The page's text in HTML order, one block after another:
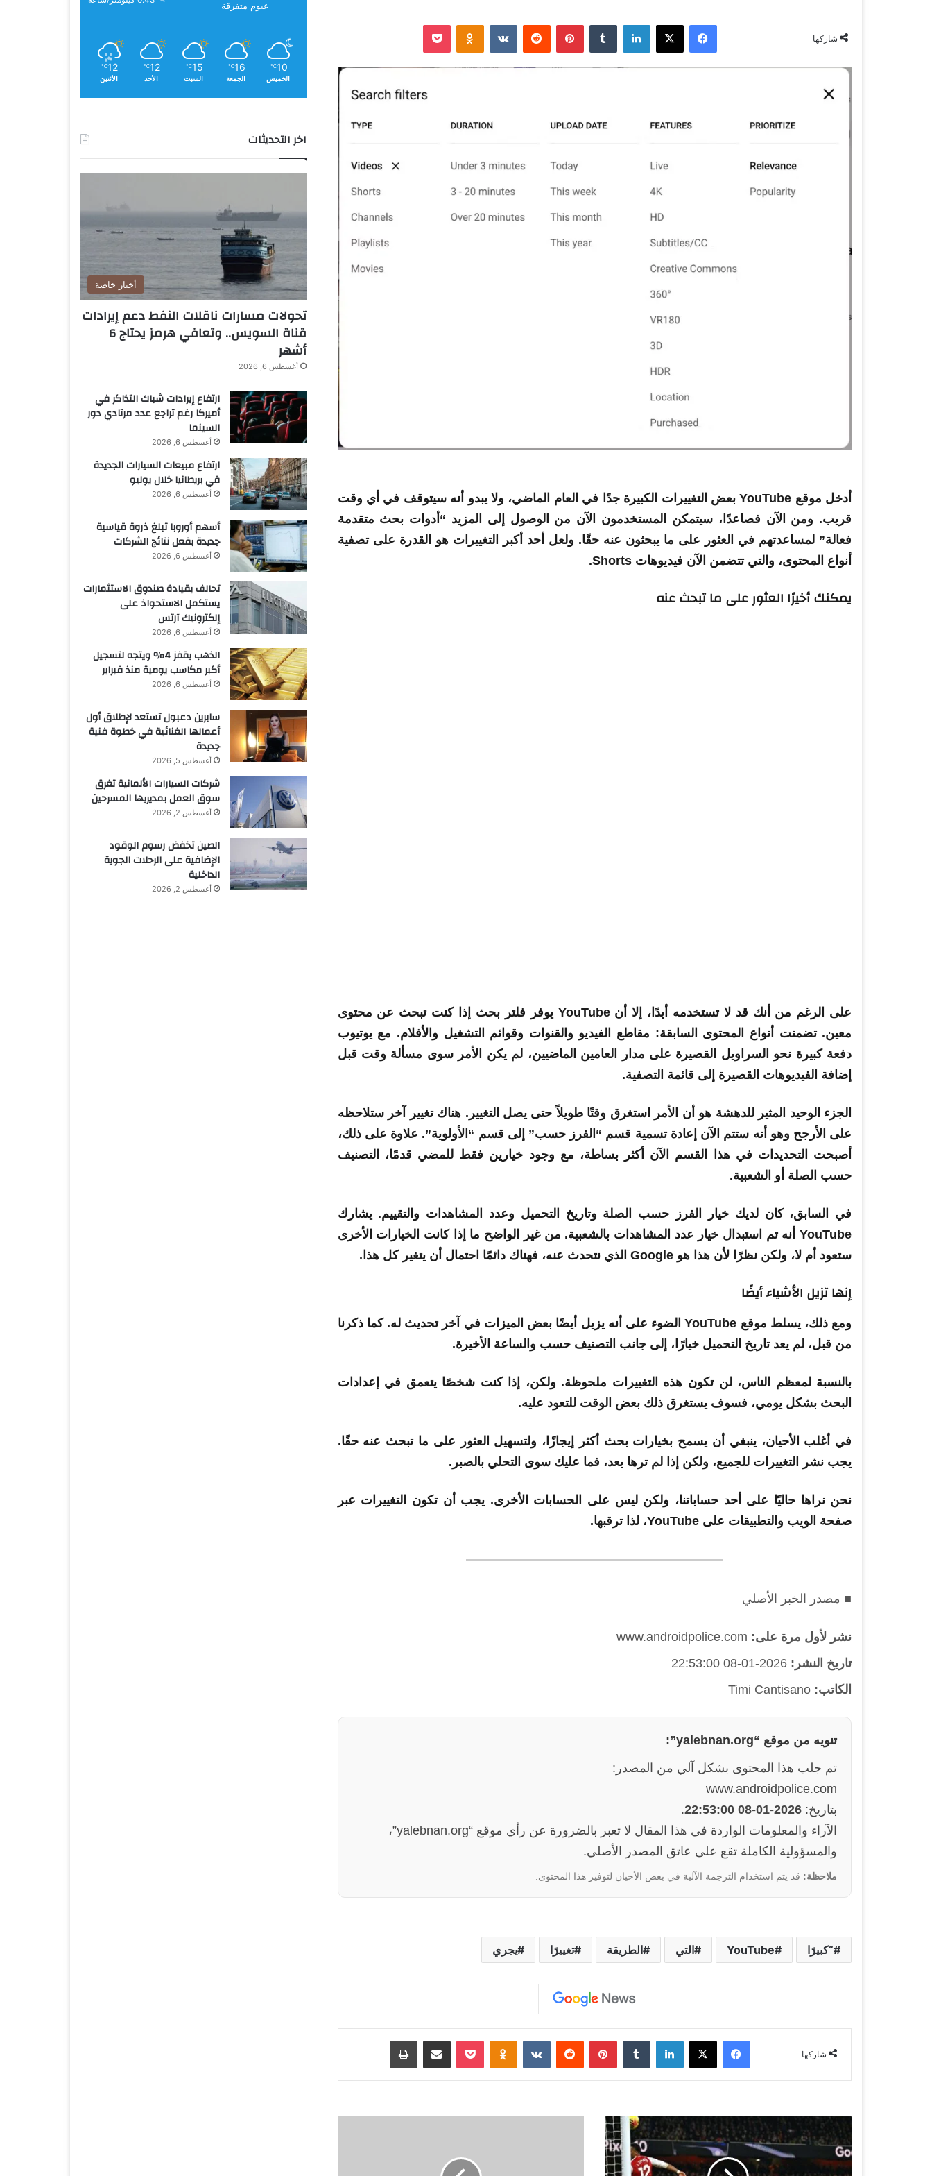
شاركها
فيسبوك ‫X لينكدإن بينتيريست ‏VKontakte
أدخل موقع YouTubeبعض التغييرات الكبيرة جدًا في العام الماضي، ولا يبدو أنه سيتوقف في أي وقت
قريب. ومن الآن فصاعدًا، سيتمكن المستخدمون الآن من الوصول إلى المزيد “أدوات بحث متقدمة
فعالة” لمساعدتهم في العثور على ما يبحثون عنه حقًا. ولعل أحد أكبر التغييرات هو القدرة على تصفية
أنواع المحتوى، والتي تتضمن الآن فيديوهات Shorts.
يمكنك أخيرًا العثور على ما تبحث عنه
على الرغم من أنك قد لا تستخدمه أبدًا، إلا أنYouTube يوفر فلتر بحث إذا كنت تبحث عن محتوى
معين. تضمنت أنواع المحتوى السابقة: مقاطع الفيديو والقنوات وقوائم التشغيل والأفلام. مع يوتيوب
دفعة كبيرة نحو السراويل القصيرة على مدار العامين الماضيين، لم يكن الأمر سوى مسألة وقت قبل
إضافة الفيديوهات القصيرة إلى قائمة التصفية.
الجزء الوحيد المثير للدهشة هو أن الأمر استغرق وقتًا طويلاً حتى يصل التغيير. هناك تغيير آخر ستلاحظه
على الأرجح وهو أنه ستتم الآن إعادة تسمية قسم “الفرز حسب” إلى قسم “الأولوية”. علاوة على ذلك،
أصبحت التحديدات في هذا القسم الآن أكثر بساطة، مع وجود خيارين فقط للمضي قدمًا، التصنيف
حسب الصلة أو الشعبية.
في السابق، كان لديك خيار الفرز حسب الصلة وتاريخ التحميل وعدد المشاهدات والتقييم. يشارك
YouTube أنه تم استبدال خيار عدد المشاهدات بالشعبية. من غير الواضح ما إذا كانت الخيارات الأخرى
ستعود أم لا، ولكن نظرًا لأن هذا هو Google الذي نتحدث عنه، فهناك دائمًا احتمال أن يتغير كل هذا.
إنها تزيل الأشياء أيضًا
ومع ذلك، يسلط موقع YouTube الضوء على أنه يزيل أيضًا بعض الميزات في آخر تحديث له. كما ذكرنا
من قبل، لم يعد تاريخ التحميل خيارًا، إلى جانب التصنيف حسب والساعة الأخيرة.
بالنسبة لمعظم الناس، لن تكون هذه التغييرات ملحوظة. ولكن، إذا كنت شخصًا يتعمق في إعدادات
البحث بشكل يومي، فسوف يستغرق ذلك بعض الوقت للتعود عليه.
في أغلب الأحيان، ينبغي أن يسمح بخيارات بحث أكثر إيجازًا، ولتسهيل العثور على ما تبحث عنه حقًا.
يجب نشر التغييرات للجميع، ولكن إذا لم ترها بعد، فما عليك سوى التحلي بالصبر.
نحن نراها حاليًا على أحد حساباتنا، ولكن ليس على الحسابات الأخرى. يجب أن تكون التغييرات عبر
صفحة الويب والتطبيقات على YouTube، لذا ترقبها.
■ مصدر الخبر الأصلي
نشر لأول مرة على: www.androidpolice.com
تاريخ النشر: 2026-01-08 22:53:00
الكاتب: Timi Cantisano
تنويه من موقع “yalebnan.org”:
تم جلب هذا المحتوى بشكل آلي من المصدر:
www.androidpolice.com
بتاريخ: 2026-01-08 22:53:00
.
الآراء والمعلومات الواردة في هذا المقال لا تعبر بالضرورة عن رأي موقع “yalebnan.org”،
والمسؤولية الكاملة تقع على عاتق المصدر الأصلي.
ملاحظة: قد يتم استخدام الترجمة الآلية في بعض الأحيان لتوفير هذا المحتوى.
“كبيرًا YouTube التي الطريقة تغييرًا يجري
شاركها
فيسبوك ‫X لينكدإن بينتيريست ‏VKontakte
س
ن
غيوم متفرقة
10
℃
الخميس
16
℃
الجمعة
15
℃
السبت
12
℃
الأحد
12
℃
الأثنين
اخر التحديثات
أخبار خاصة
تحولات مسارات ناقلات النفط دعم إيرادات
قناة السويس.. وتعافي هرمز يحتاج 6
أشهر
أغسطس 6, 2026
ارتفاع إيرادات شباك التذاكر في
أميركا رغم تراجع عدد مرتادي دور
السينما
أغسطس 6, 2026
ارتفاع مبيعات السيارات الجديدة
في بريطانيا خلال يوليو
أغسطس 6, 2026
أسهم أوروبا تبلغ ذروة قياسية
جديدة بفعل نتائج الشركات
أغسطس 6, 2026
تحالف بقيادة صندوق الاستثمارات
يستكمل الاستحواذ على
إلكترونيك آرتس
أغسطس 6, 2026
الذهب يقفز 4% ويتجه لتسجيل
أكبر مكاسب يومية منذ فبراير
أغسطس 6, 2026
سابرين دعبول تستعد لإطلاق أول
أعمالها الغنائية في خطوة فنية
جديدة
أغسطس 5, 2026
شركات السيارات الألمانية تغرق
سوق العمل بمديريها المسرحين
أغسطس 2, 2026
الصين تخفض رسوم الوقود
الإضافية على الرحلات الجوية
الداخلية
أغسطس 2, 2026